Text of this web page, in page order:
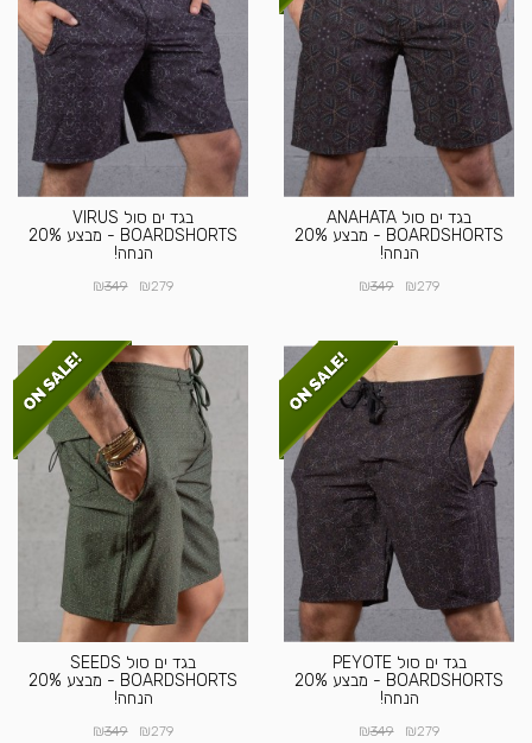
בגד ים סול ANAHATA
BOARDSHORTS - מבצע 20%
הנחה!
₪279
₪349
בגד ים סול VIRUS
BOARDSHORTS - מבצע 20%
הנחה!
₪279
₪349
בגד ים סול PEYOTE
BOARDSHORTS - מבצע 20%
הנחה!
₪279
₪349
בגד ים סול SEEDS
BOARDSHORTS - מבצע 20%
הנחה!
₪279
₪349